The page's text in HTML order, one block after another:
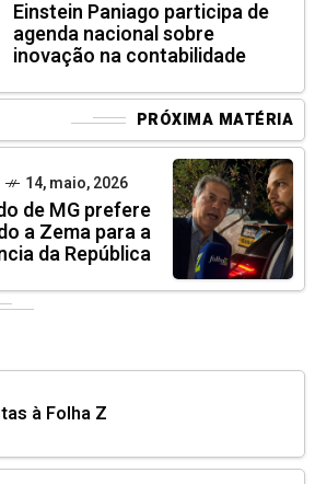
Einstein Paniago participa de
agenda nacional sobre
inovação na contabilidade
PRÓXIMA MATÉRIA
14, maio, 2026
de MG prefere
a Zema para a
da República
à Folha Z